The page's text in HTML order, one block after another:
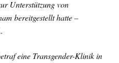
Unterstützung von
bereitgestellt hatte –
eine Transgender-Klinik in